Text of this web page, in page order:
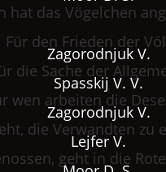
hat das Vögelchen
Für den Frieden der
Zagorodnjuk V.
die Sache der
Spasskij V. V.
wen arbeiten die
Zagorodnjuk V.
die Verwandten zu
Lejfer V.
geht in die